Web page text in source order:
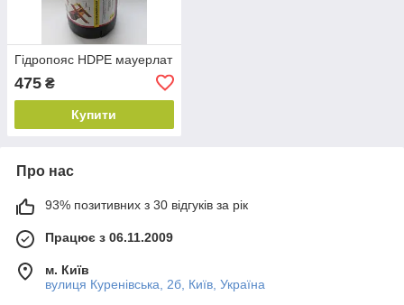
Гідропояс HDPE мауерлат
475 ₴
Купити
Про нас
93% позитивних з 30 відгуків за рік
Працює з 06.11.2009
м. Київ
вулиця Куренівська, 2б, Київ, Україна